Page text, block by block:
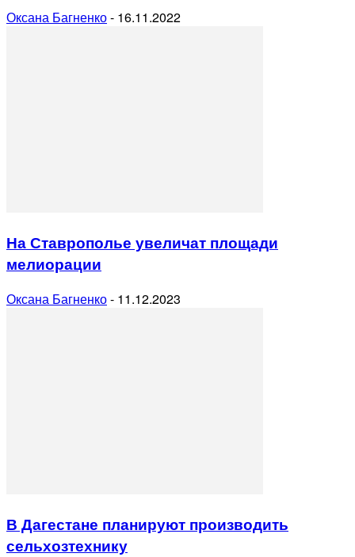
Оксана Багненко- 16.11.2022
На Ставрополье увеличат площади
мелиорации
Оксана Багненко- 11.12.2023
В Дагестане планируют производить
сельхозтехнику